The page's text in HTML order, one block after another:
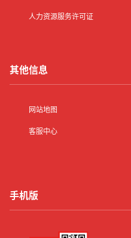
人力资源服务许可证
其他信息
网站地图
客服中心
手机版